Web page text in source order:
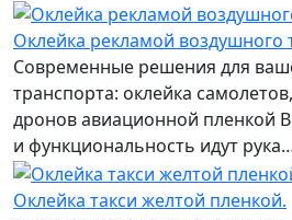
Оклейка рекламой воздушного
Современные решения для
транспорта: оклейка
дронов авиационной пленкой
и функциональность идут
Оклейка такси желтой пленкой.